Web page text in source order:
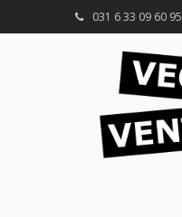
031 6 33 09 60 95